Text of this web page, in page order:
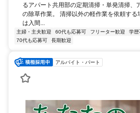
るアパート共用部の定期清掃・単発清掃、
の除草作業。 清掃以外の軽作業を依頼す
は入間...
主婦・主夫歓迎 60代も応募可 フリーター歓迎 学歴
70代も応募可
長期歓迎
アルバイト・パート